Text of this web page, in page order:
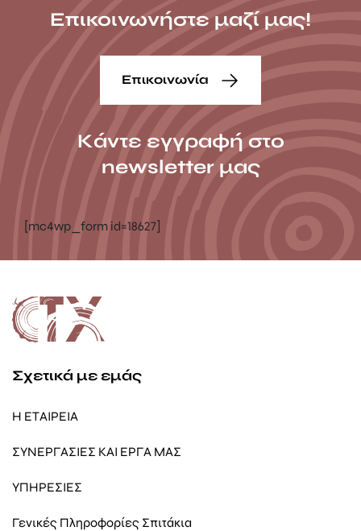
Επικοινωνήστε μαζί μας!
Επικοινωνία
Κάντε εγγραφή στο
newsletter μας
[mc4wp_form id=18627]
Σχετικά με εμάς
Η ΕΤΑΙΡΕΙΑ
ΣΥΝΕΡΓΑΣΙΕΣ ΚΑΙ ΕΡΓΑ ΜΑΣ
ΥΠΗΡΕΣΙΕΣ
Γενικές Πληροφορίες Σπιτάκια